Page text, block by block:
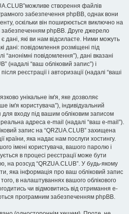
створення файлів
забезпечення phpBB, однак вони
оскільки він поширюється виключно на
забезпеченням phpBB. Друге джерело
дані, які ви нам відсилаєте. Ними можуть
дані: повідомлення розміщені під
“анонімні повідомлення”), дані вказані
(надалі “ваш обліковий запис”) і
реєстрації і авторизації (надалі “ваші
унікальне ім'я, яке дозволяє
ім'я користувача”), індивідуальний
для входу під вашим обліковим записом
адреса e-mail (надалі “ваш e-mail”).
запис на “QRZUA.CLUB” захищена
країни, яка надає нам послуги хостингу.
імені користувача, вашого паролю і
в процесі реєстрації може бути
на розсуд “QRZUA.CLUB”. У будь-якому
яка інформація про ваш обліковий запис
в налаштуваннях вашого облікового
чи відмовитись від отримання e-
програмним забезпеченням phpBB.